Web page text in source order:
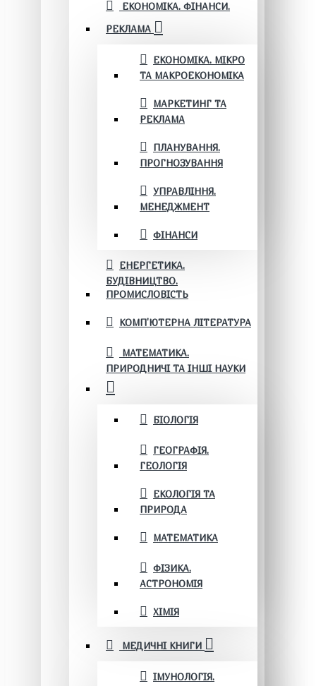
ЕКОНОМІКА. ФІНАНСИ.
РЕКЛАМА
ЕКОНОМІКА. МІКРО
ТА МАКРОЕКОНОМІКА
МАРКЕТИНГ ТА
РЕКЛАМА
ПЛАНУВАННЯ.
ПРОГНОЗУВАННЯ
УПРАВЛІННЯ.
МЕНЕДЖМЕНТ
ФІНАНСИ
ЕНЕРГЕТИКА.
БУДІВНИЦТВО.
ПРОМИСЛОВІСТЬ
КОМП'ЮТЕРНА ЛІТЕРАТУРА
МАТЕМАТИКА.
ПРИРОДНИЧІ ТА ІНШІ НАУКИ
БІОЛОГІЯ
ГЕОГРАФІЯ.
ГЕОЛОГІЯ
ЕКОЛОГІЯ ТА
ПРИРОДА
МАТЕМАТИКА
ФІЗИКА.
АСТРОНОМІЯ
ХІМІЯ
МЕДИЧНІ КНИГИ
ІМУНОЛОГІЯ.